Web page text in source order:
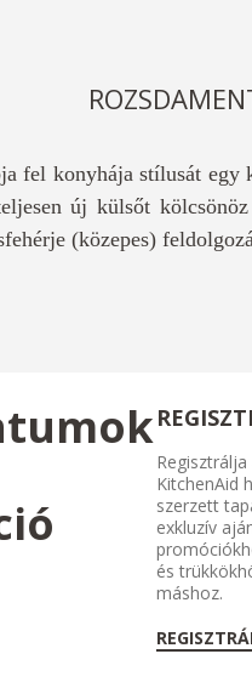
fel konyhája stílusát egy
új külsőt
(közepes)
KitchenAid
szerzett
exkluzív
és
máshoz.